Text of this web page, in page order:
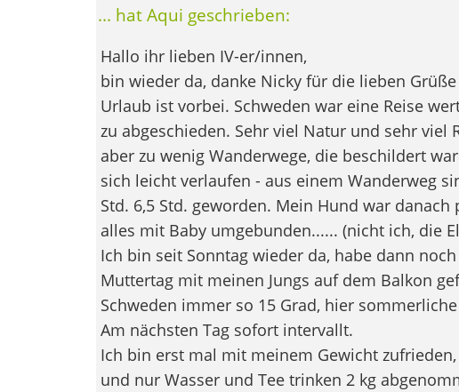
... hat Aqui geschrieben:
Hallo ihr lieben IV-er/innen,
bin wieder da, danke Nicky für die lieben
Urlaub ist vorbei. Schweden war eine Reise
zu abgeschieden. Sehr viel Natur und sehr viel
aber zu wenig Wanderwege, die beschildert
sich leicht verlaufen - aus einem Wanderweg
Std. 6,5 Std. geworden. Mein Hund war danach
alles mit Baby umgebunden...... (nicht ich, die
Ich bin seit Sonntag wieder da, habe dann
Muttertag mit meinen Jungs auf dem Balkon
Schweden immer so 15 Grad, hier
Am nächsten Tag sofort intervallt.
Ich bin erst mal mit meinem Gewicht
und nur Wasser und Tee trinken 2 kg